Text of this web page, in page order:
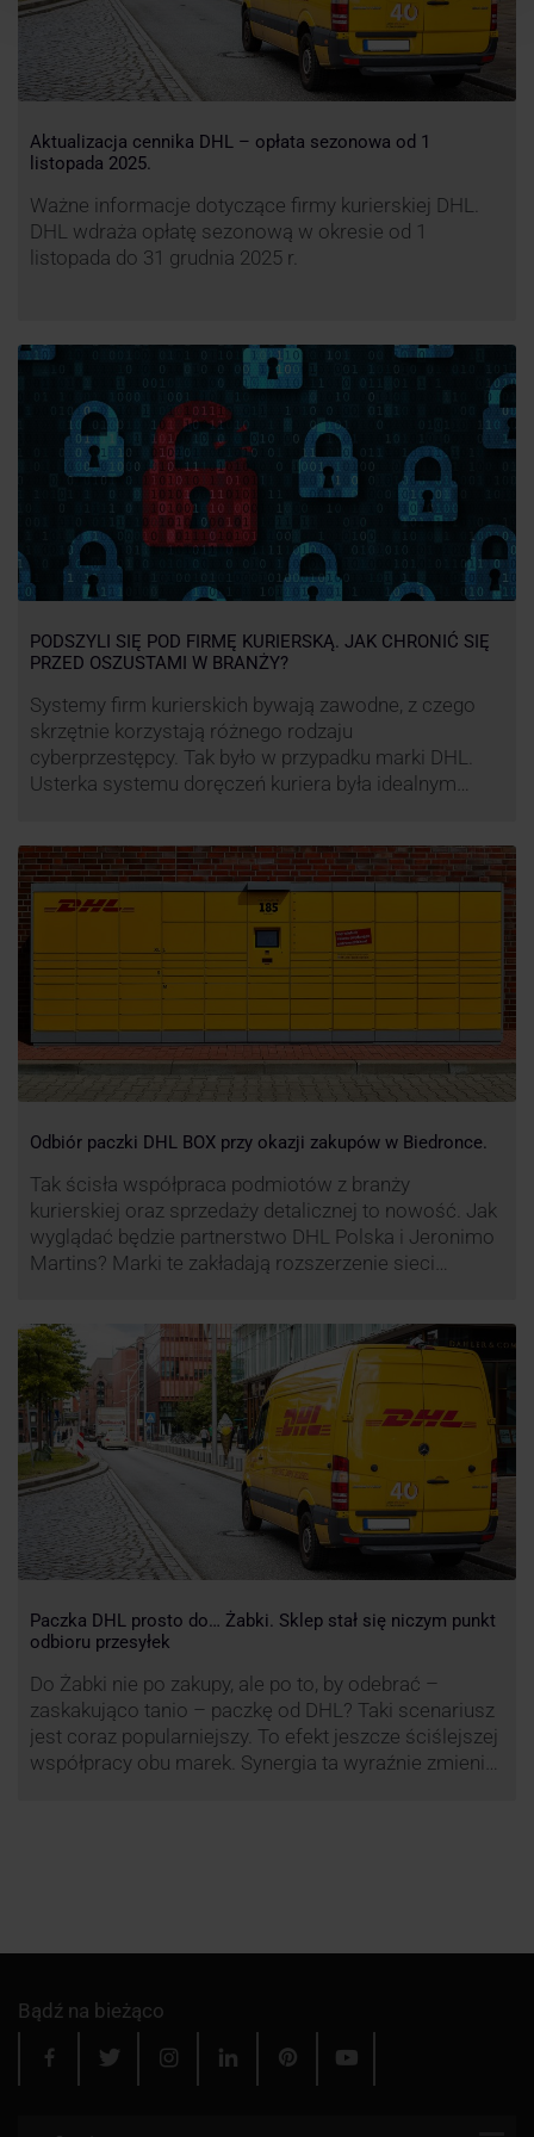
Aktualizacja cennika DHL – opłata sezonowa od 1
listopada 2025.
Ważne informacje dotyczące firmy kurierskiej DHL.
DHL wdraża opłatę sezonową w okresie od 1
listopada do 31 grudnia 2025 r.
PODSZYLI SIĘ POD FIRMĘ KURIERSKĄ. JAK CHRONIĆ SIĘ
PRZED OSZUSTAMI W BRANŻY?
Systemy firm kurierskich bywają zawodne, z czego
skrzętnie korzystają różnego rodzaju
cyberprzestępcy. Tak było w przypadku marki DHL.
Usterka systemu doręczeń kuriera była idealnym
oszukać cyberprzestępcom, którzy próbują
wykorzystać problemy przedsiębiorstw działających
w branży kurierskiej?
Odbiór paczki DHL BOX przy okazji zakupów w Biedronce.
Tak ścisła współpraca podmiotów z branży
kurierskiej oraz sprzedaży detalicznej to nowość. Jak
wyglądać będzie partnerstwo DHL Polska i Jeronimo
Martins? Marki te zakładają rozszerzenie sieci
Paczka DHL prosto do… Żabki. Sklep stał się niczym punkt
odbioru przesyłek
Do Żabki nie po zakupy, ale po to, by odebrać –
zaskakująco tanio – paczkę od DHL? Taki scenariusz
jest coraz popularniejszy. To efekt jeszcze ściślejszej
współpracy obu marek. Synergia ta wyraźnie zmienia
Bądź na bieżąco